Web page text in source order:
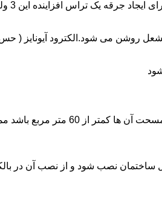
می شود.الکترود آیونایز ( حس
نصب وسایل گاز سوز پر مصرف مانند
ساختمان نصب شود و از نصب آن در